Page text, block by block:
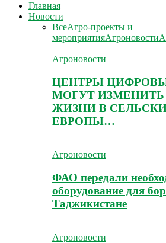
Главная
Новости
ВсеАгро-проекты и
мероприятияАгроновости
Агроновости
ЦЕНТРЫ
МОГУТ ИЗМЕНИТЬ
ЖИЗНИ В
ЕВРОПЫ…
Агроновости
ФАО передали
оборудование для
Таджикистане
Агроновости